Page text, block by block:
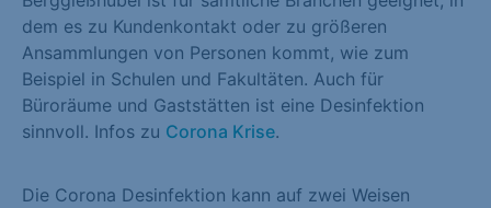
dem es zu Kundenkontakt oder zu größeren
Ansammlungen von Personen kommt, wie zum
Beispiel in Schulen und Fakultäten. Auch für
Büroräume und Gaststätten ist eine Desinfektion
sinnvoll. Infos zu Corona Krise.
Die Corona Desinfektion kann auf zwei Weisen